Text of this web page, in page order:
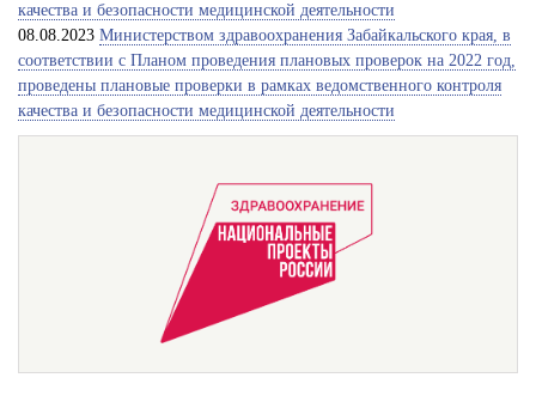
качества и безопасности медицинской деятельности
08.08.2023 Министерством здравоохранения Забайкальского края, в
соответствии с Планом проведения плановых проверок на 2022 год,
проведены плановые проверки в рамках ведомственного контроля
качества и безопасности медицинской деятельности